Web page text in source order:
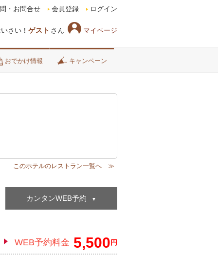
さい！ ゲスト さん マイページ
・お問合せ 会員登録 ログイン
おでかけ情報 キャンペーン
カンタンWEB予約
WEB予約料金 5,500 円